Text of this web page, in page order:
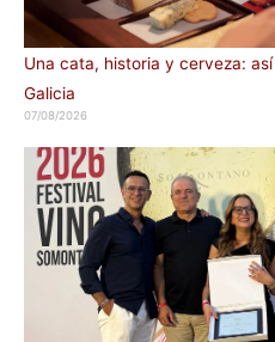
Una cata, historia y cerveza:
Galicia
07/08/2026